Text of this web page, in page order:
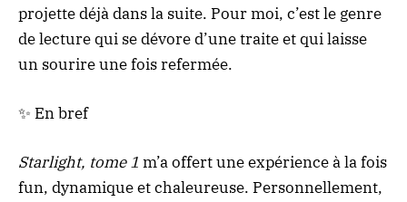
projette déjà dans la suite. Pour moi, c’est le genre
de lecture qui se dévore d’une traite et qui laisse
un sourire une fois refermée.
✨ En bref
Starlight, tome 1 m’a offert une expérience à la fois
fun, dynamique et chaleureuse. Personnellement,